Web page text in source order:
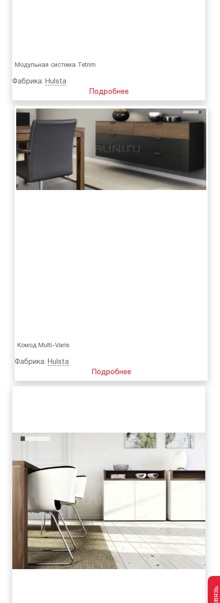
Модульная система Tetrim
Фабрика: Hulsta
Подробнее
Комод Multi-Varis
Фабрика: Hulsta
Подробнее